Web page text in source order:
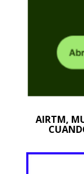
AIRTM,